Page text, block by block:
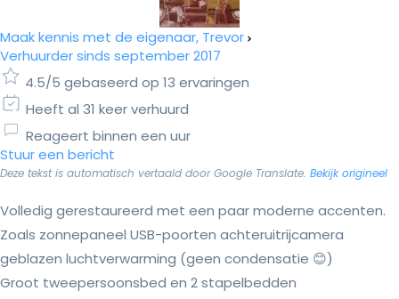
Maak kennis met de eigenaar, Trevor
Verhuurder sinds september 2017
4.5/5 gebaseerd op 13 ervaringen
Heeft al 31 keer verhuurd
Reageert binnen een uur
Stuur een bericht
Deze tekst is automatisch vertaald door Google Translate. Bekijk origineel
Volledig gerestaureerd met een paar moderne accenten.
Zoals zonnepaneel USB-poorten achteruitrijcamera
geblazen luchtverwarming (geen condensatie 😊)
Groot tweepersoonsbed en 2 stapelbedden